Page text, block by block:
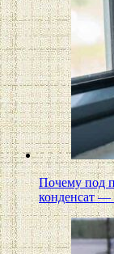
Почему под
конденсат